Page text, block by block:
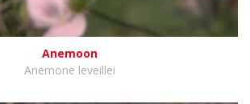
Anemoon
Anemone leveillei